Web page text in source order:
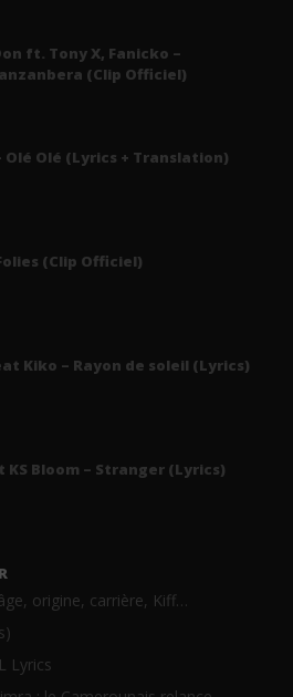
ft. Tony X, Fanicko –
(Clip Officiel)
Olé Olé (Lyrics + Translation)
(Clip Officiel)
Kiko – Rayon de soleil (Lyrics)
KS Bloom – Stranger (Lyrics)
origine, carrière, Kiff…
Lyrics